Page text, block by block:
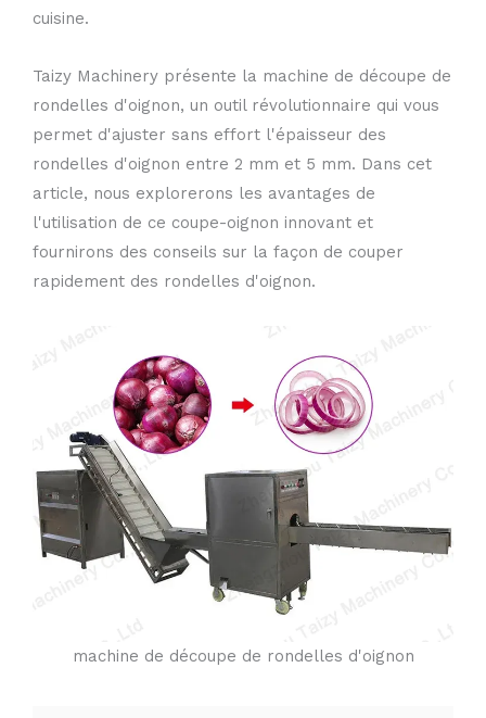
cuisine.
Taizy Machinery présente la machine de découpe de
rondelles d'oignon, un outil révolutionnaire qui vous
permet d'ajuster sans effort l'épaisseur des
rondelles d'oignon entre 2 mm et 5 mm. Dans cet
article, nous explorerons les avantages de
l'utilisation de ce coupe-oignon innovant et
fournirons des conseils sur la façon de couper
rapidement des rondelles d'oignon.
machine de découpe de rondelles d'oignon